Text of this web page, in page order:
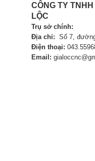
CÔNG TY
LỘC
Trụ sở chính:
Địa chỉ: Số 7,
Điện thoại:
Email: